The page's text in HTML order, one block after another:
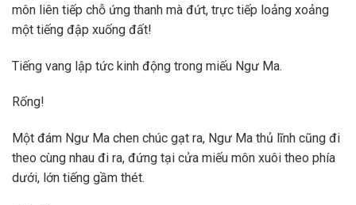
môn liên tiếp chỗ ứng thanh mà đứt, trực tiếp loảng xoảng
một tiếng đập xuống đất!
Tiếng vang lập tức kinh động trong miếu Ngư Ma.
Rống!
Một đám Ngư Ma chen chúc gạt ra, Ngư Ma thủ lĩnh cũng đi
theo cùng nhau đi ra, đứng tại cửa miếu môn xuôi theo phía
dưới, lớn tiếng gầm thét.